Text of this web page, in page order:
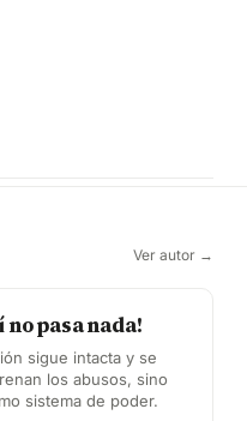
Ver autor →
no pasa nada!
sigue intacta y se
los abusos, sino
sistema de poder.